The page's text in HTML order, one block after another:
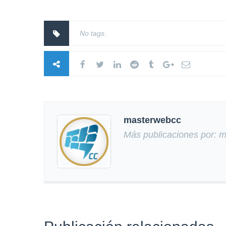
No tags.
masterwebcc
Más publicaciones por: